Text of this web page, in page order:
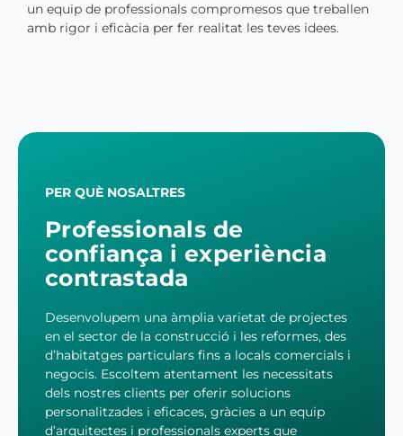
un equip de professionals compromesos que treballen
amb rigor i eficàcia per fer realitat les teves idees.
PER QUÈ NOSALTRES
Professionals de
confiança i experiència
contrastada
Desenvolupem una àmplia varietat de projectes
en el sector de la construcció i les reformes, des
d’habitatges particulars fins a locals comercials i
negocis. Escoltem atentament les necessitats
dels nostres clients per oferir solucions
personalitzades i eficaces, gràcies a un equip
d’arquitectes i professionals experts que